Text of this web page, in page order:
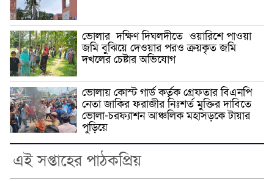
ভোলার দক্ষিণ দিঘলদীতে ওয়ারিশে পাওয়া
জমি বুঝিয়ে দেওয়ার পরও ক্রয়কৃত জমি
দখলের চেষ্টার অভিযোগ
ভোলায় কোস্ট গার্ড কর্তৃক গ্রেফতার বিএনপি
নেতা জাকির ফরাজীর নিঃশর্ত মুক্তির দাবিতে
ভোলা-চরফ্যাশন আঞ্চলিক মহাসড়কে টায়ার
পুড়িয়ে
এই সপ্তাহের পাঠকপ্রিয়